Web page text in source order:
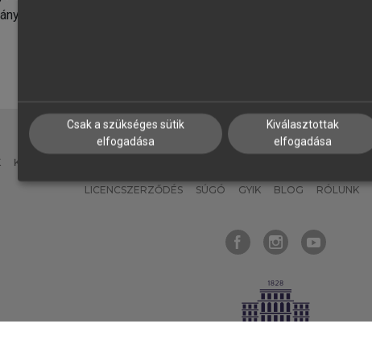
KÖNYVTÁROSOKNAK
LICENCSZERZŐDÉS SÚGÓ GYIK BLOG RÓLUNK
Csak a szükséges sütik
elfogadása
Kiválasztottak
elfogadása